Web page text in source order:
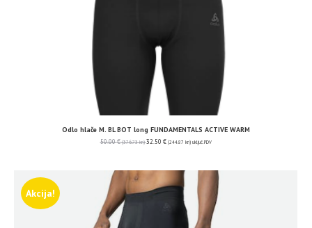
Odlo hlače M. BL BOT long FUNDAMENTALS ACTIVE WARM
50.00€ (376.73 kn) 32.50 € (244.87 kn) uključ. PDV
Akcija!